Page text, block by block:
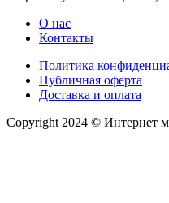
О нас
Контакты
Политика
Публичная оферта
Доставка и оплата
Copyright 2024 © Интернет